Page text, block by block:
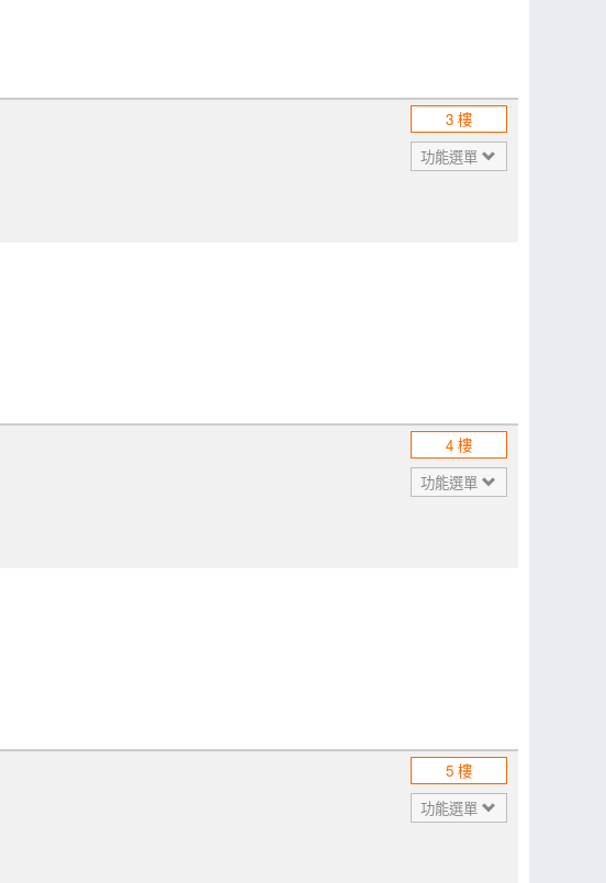
3 樓
功能選單
4 樓
功能選單
5 樓
功能選單